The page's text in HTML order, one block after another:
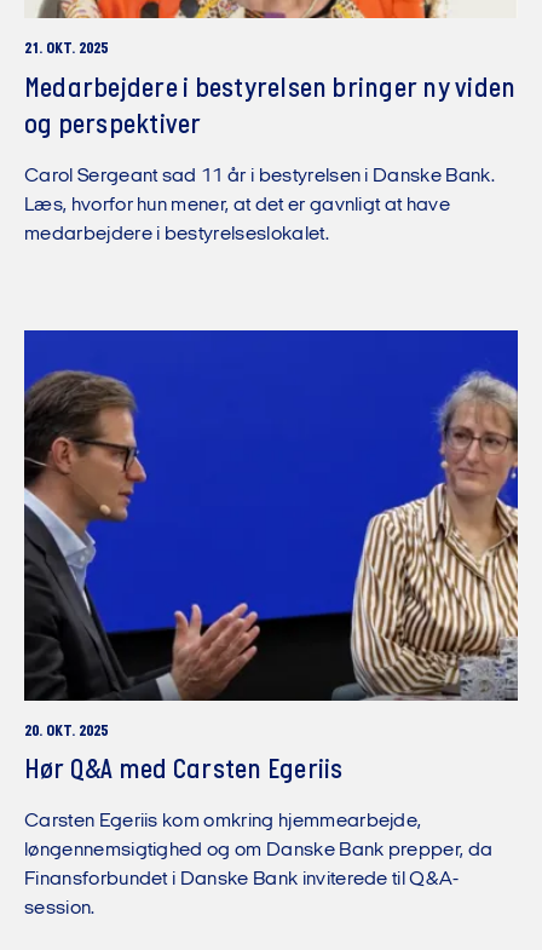
21. OKT. 2025
Medarbejdere i bestyrelsen bringer ny viden
og perspektiver
Carol Sergeant sad 11 år i bestyrelsen i Danske Bank.
Læs, hvorfor hun mener, at det er gavnligt at have
medarbejdere i bestyrelseslokalet.
20. OKT. 2025
Hør Q&A med Carsten Egeriis
Carsten Egeriis kom omkring hjemmearbejde,
løngennemsigtighed og om Danske Bank prepper, da
Finansforbundet i Danske Bank inviterede til Q&A-
session.